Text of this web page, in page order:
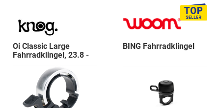
Oi Classic Large
Fahrradklingel, 23.8 -
BING Fahrradklingel